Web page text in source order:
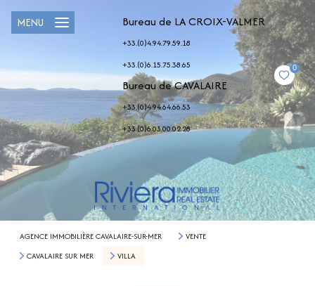
Bureau de LA CROIX-VALMER
+33.(0)4.94.79.59.18
+33.(0)6.15.75.38.65
Bureau de CAVALAIRE
+33.(0)4.94.64.66.53
+33.(0)6.03.00.02.28
0
MENU
AGENCE IMMOBILIÈRE CAVALAIRE-SUR-MER
VENTE
CAVALAIRE SUR MER
VILLA